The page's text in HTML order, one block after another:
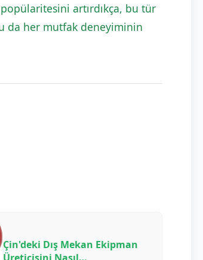
artırdıkça, bu tür
da her mutfak deneyiminin
Çin'deki Dış Mekan Ekipman
Üreticisini Nasıl